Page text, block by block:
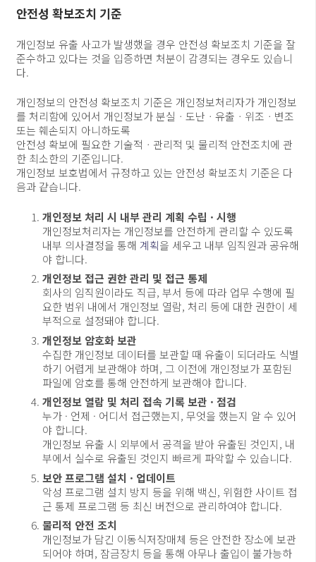
안전성 확보조치 기준
개인정보 유출 사고가 발생했을 경우 안전성 확보조치 기준을 잘
준수하고 있다는 것을 입증하면 처분이 감경되는 경우도 있습니
다.
개인정보의 안전성 확보조치 기준은 개인정보처리자가 개인정보
를 처리함에 있어서 개인정보가 분실ㆍ도난ㆍ유출ㆍ위조ㆍ변조
또는 훼손되지 아니하도록
안전성 확보에 필요한 기술적ㆍ관리적 및 물리적 안전조치에 관
한 최소한의 기준입니다.
개인정보 보호법에서 규정하고 있는 안전성 확보조치 기준은 다
음과 같습니다.
개인정보 처리 시 내부 관리 계획 수립 · 시행
개인정보처리자는 개인정보를 안전하게 관리할 수 있도록
내부 의사결정을 통해 계획을 세우고 내부 임직원과 공유해
야 합니다.
개인정보 접근 권한 관리 및 접근 통제
회사의 임직원이라도 직급, 부서 등에 따라 업무 수행에 필
요한 범위 내에서 개인정보 열람, 처리 등에 대한 권한이 세
부적으로 설정돼야 합니다.
개인정보 암호화 보관
수집한 개인정보 데이터를 보관할 때 유출이 되더라도 식별
하기 어렵게 보관해야 하며, 그 이전에 개인정보가 포함된
파일에 암호를 통해 안전하게 보관해야 합니다.
개인정보 열람 및 처리 접속 기록 보관 · 점검
누가 · 언제 · 어디서 접근했는지, 무엇을 했는지 알 수 있어
야 합니다.
개인정보 유출 시 외부에서 공격을 받아 유출된 것인지, 내
부에서 실수로 유출된 것인지 빠르게 파악할 수 있습니다.
보안 프로그램 설치 · 업데이트
악성 프로그램 설치 방지 등을 위해 백신, 위험한 사이트 접
근 통제 프로그램 등 최신 버전으로 관리하여야 합니다.
물리적 안전 조치
개인정보가 담긴 이동식저장매체 등은 안전한 장소에 보관
되어야 하며, 잠금장치 등을 통해 아무나 출입이 불가능하